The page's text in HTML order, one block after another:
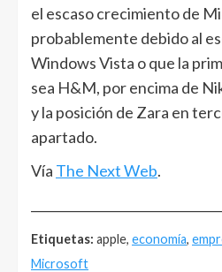
el escaso crecimiento de
probablemente debido al
Windows Vista o que la
sea H&M, por encima de
y la posición de Zara en
apartado.
Vía The Next Web.
Etiquetas: apple, economía,
Microsoft